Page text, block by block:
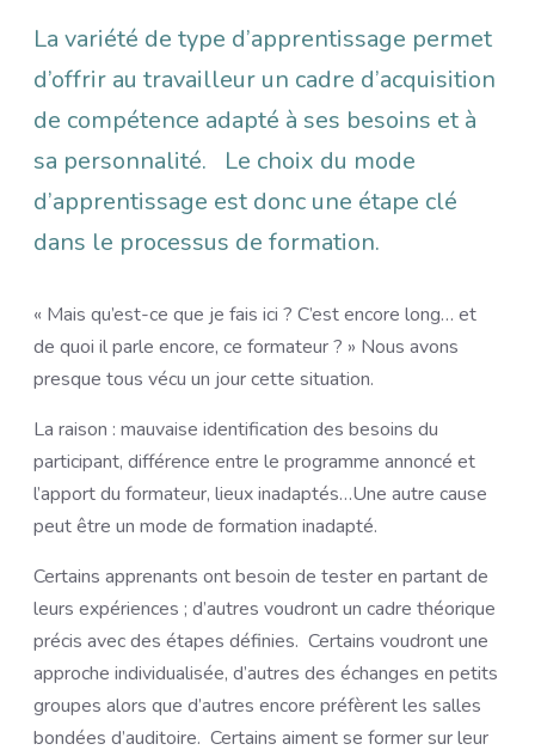
La variété de type d’apprentissage permet
d’offrir au travailleur un cadre d’acquisition
de compétence adapté à ses besoins et à
sa personnalité. Le choix du mode
d’apprentissage est donc une étape clé
dans le processus de formation.
« Mais qu’est-ce que je fais ici ? C’est encore long… et
de quoi il parle encore, ce formateur ? » Nous avons
presque tous vécu un jour cette situation.
La raison : mauvaise identification des besoins du
participant, différence entre le programme annoncé et
l’apport du formateur, lieux inadaptés…Une autre cause
peut être un mode de formation inadapté.
Certains apprenants ont besoin de tester en partant de
leurs expériences ; d’autres voudront un cadre théorique
précis avec des étapes définies. Certains voudront une
approche individualisée, d’autres des échanges en petits
groupes alors que d’autres encore préfèrent les salles
bondées d’auditoire. Certains aiment se former sur leur